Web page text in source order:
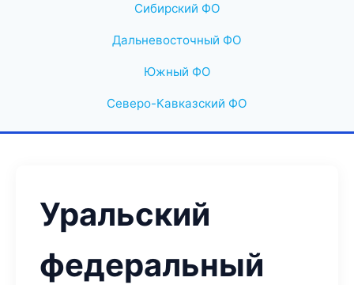
Сибирский ФО
Дальневосточный ФО
Южный ФО
Северо-Кавказский ФО
Уральский
федеральный